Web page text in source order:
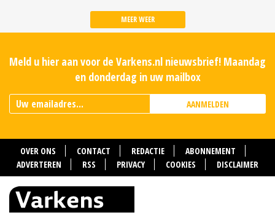
MEER WEER
Meld u hier aan voor de Varkens.nl nieuwsbrief! Maandag
en donderdag in uw mailbox
AANMELDEN
OVER ONS CONTACT REDACTIE
ABONNEMENT
ADVERTEREN
RSS PRIVACY COOKIES DISCLAIMER